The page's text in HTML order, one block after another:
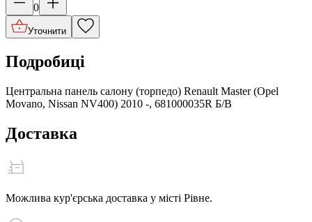
0
Уточнити
Подробиці
Центральна панель салону (торпедо) Renault Master (Opel
Movano, Nissan NV400) 2010 -, 681000035R Б/В
Доставка
Можлива кур'єрська доставка у місті Рівне.